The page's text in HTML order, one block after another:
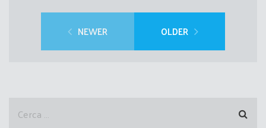
NEWER OLDER